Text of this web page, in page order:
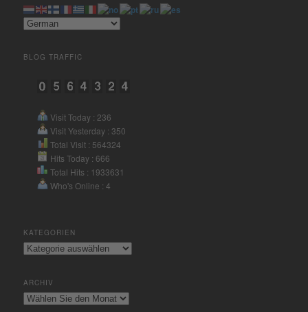
Mehr Informationen
Consent Management Platform
eRecht24
BLOG TRAFFIC
Visit Today : 236
Visit Yesterday : 350
Total Visit : 564324
Hits Today : 666
Total Hits : 1933631
Who's Online : 4
KATEGORIEN
Kategorien
ARCHIV
Archiv